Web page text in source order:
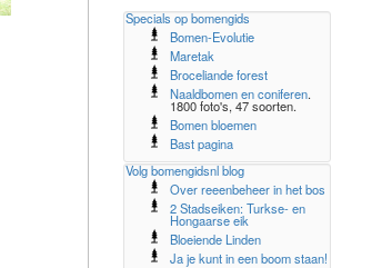
Specials op bomengids
Bomen-Evolutie
Maretak
Broceliande forest
Naaldbomen en coniferen.
1800 foto's, 47 soorten.
Bomen bloemen
Bast pagina
Volg bomengidsnl blog
Over reeenbeheer in het bos
2 Stadseiken: Turkse- en
Hongaarse eik
Bloeiende Linden
Ja je kunt in een boom staan!